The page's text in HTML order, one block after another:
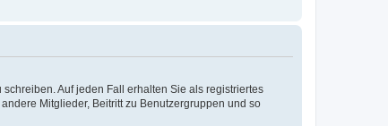
Auf jeden Fall erhalten Sie als registriertes
Mitglieder, Beitritt zu Benutzergruppen und so